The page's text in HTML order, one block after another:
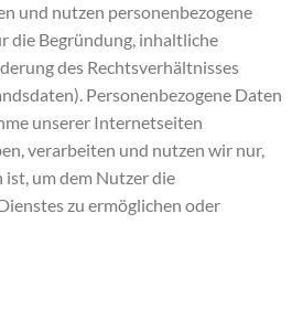
und nutzen personenbezogene
die Begründung, inhaltliche
des Rechtsverhältnisses
Personenbezogene Daten
unserer Internetseiten
verarbeiten und nutzen wir nur,
um dem Nutzer die
zu ermöglichen oder